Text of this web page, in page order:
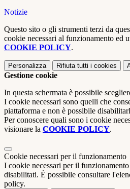
Notizie
Questo sito o gli strumenti terzi da
cookie necessari al funzionamento ed
COOKIE POLICY.
Personalizza Rifiuta tutti i cookies
Gestione cookie
In questa schermata è possibile
I cookie necessari sono quelli che
piattaforma e non è possibile
Per conoscere quali sono i cookie
visionare la COOKIE POLICY.
Cookie necessari per il funzionamento
I cookie necessari per il funzionamento
disabilitati. È possibile consultare
policy.